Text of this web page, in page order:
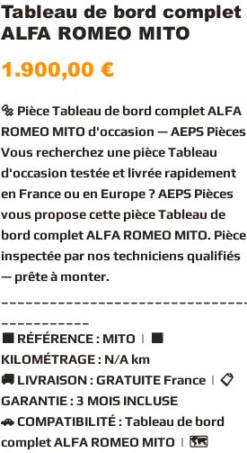
Tableau de bord complet
ALFA ROMEO MITO
1.900,00 €Price
🔩 Pièce Tableau de bord complet ALFA
ROMEO MITO d'occasion — AEPS Pièces
Vous recherchez une pièce Tableau
d'occasion testée et livrée rapidement
en France ou en Europe ? AEPS Pièces
vous propose cette pièce Tableau de
bord complet ALFA ROMEO MITO. Pièce
inspectée par nos techniciens qualifiés
— prête à monter.
🟧 RÉFÉRENCE : MITO | 🟧
KILOMÉTRAGE : N/A km
🚚 LIVRAISON : GRATUITE France | 📋
GARANTIE : 3 MOIS INCLUSE
🚗COMPATIBILITÉ : Tableau de bord
complet ALFA ROMEO MITO | 🗺️